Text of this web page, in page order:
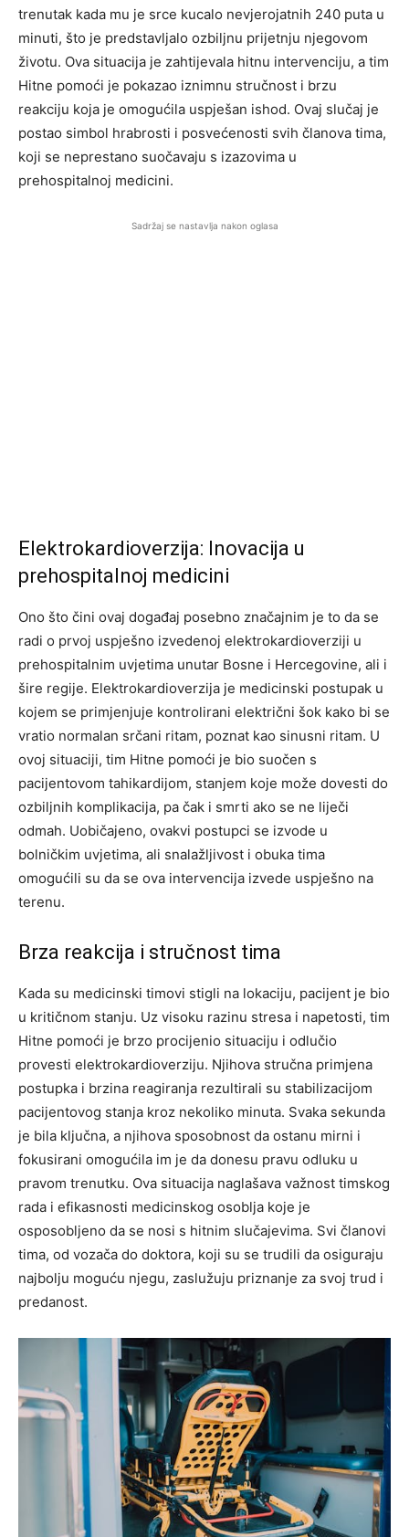
trenutak kada mu je srce kucalo nevjerojatnih 240 puta u
minuti, što je predstavljalo ozbiljnu prijetnju njegovom
životu. Ova situacija je zahtijevala hitnu intervenciju, a tim
Hitne pomoći je pokazao iznimnu stručnost i brzu
reakciju koja je omogućila uspješan ishod. Ovaj slučaj je
postao simbol hrabrosti i posvećenosti svih članova tima,
koji se neprestano suočavaju s izazovima u
prehospitalnoj medicini.
Sadržaj se nastavlja nakon oglasa
Elektrokardioverzija: Inovacija u
prehospitalnoj medicini
Ono što čini ovaj događaj posebno značajnim je to da se
radi o prvoj uspješno izvedenoj elektrokardioverziji u
prehospitalnim uvjetima unutar Bosne i Hercegovine, ali i
šire regije. Elektrokardioverzija je medicinski postupak u
kojem se primjenjuje kontrolirani električni šok kako bi se
vratio normalan srčani ritam, poznat kao sinusni ritam. U
ovoj situaciji, tim Hitne pomoći je bio suočen s
pacijentovom tahikardijom, stanjem koje može dovesti do
ozbiljnih komplikacija, pa čak i smrti ako se ne liječi
odmah. Uobičajeno, ovakvi postupci se izvode u
bolničkim uvjetima, ali snalažljivost i obuka tima
omogućili su da se ova intervencija izvede uspješno na
terenu.
Brza reakcija i stručnost tima
Kada su medicinski timovi stigli na lokaciju, pacijent je bio
u kritičnom stanju. Uz visoku razinu stresa i napetosti, tim
Hitne pomoći je brzo procijenio situaciju i odlučio
provesti elektrokardioverziju. Njihova stručna primjena
postupka i brzina reagiranja rezultirali su stabilizacijom
pacijentovog stanja kroz nekoliko minuta. Svaka sekunda
je bila ključna, a njihova sposobnost da ostanu mirni i
fokusirani omogućila im je da donesu pravu odluku u
pravom trenutku. Ova situacija naglašava važnost timskog
rada i efikasnosti medicinskog osoblja koje je
osposobljeno da se nosi s hitnim slučajevima. Svi članovi
tima, od vozača do doktora, koji su se trudili da osiguraju
najbolju moguću njegu, zaslužuju priznanje za svoj trud i
predanost.